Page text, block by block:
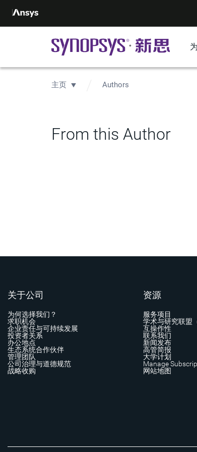
主页 Authors
From this Author
关于公司
为何选择我们？
求职机会
企业责任与可持续发展
投资者关系
办公地点
生态系统合作伙伴
管理团队
公司治理与道德规范
战略收购
资源
服务项目
学术与研究联盟
互操作性
联系我们
新闻发布
高管简报
大学计划
Manage
网站地图